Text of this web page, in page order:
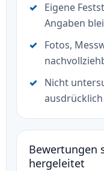
Eigene
Angaben
Fotos,
Nicht
Bewertungen
hergeleitet